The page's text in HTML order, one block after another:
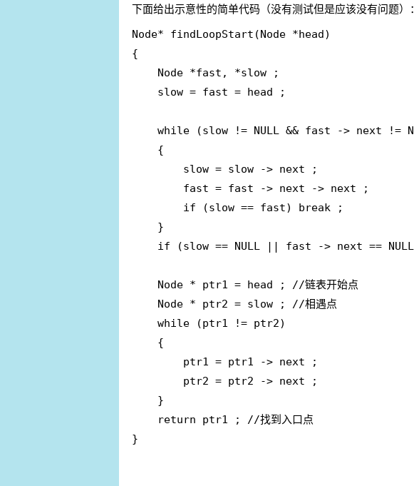
下面给出示意性的简单代码（没有测试但是应该没有问题）：
Node* findLoopStart(Node *head)
{
}